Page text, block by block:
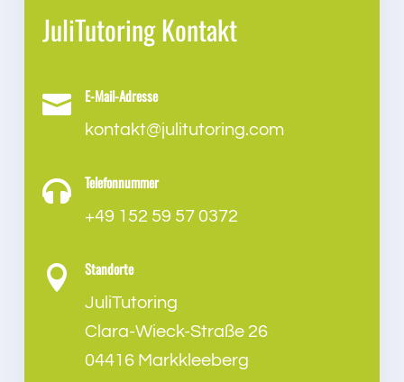
JuliTutoring Kontakt
 E-Mail-Adresse
kontakt@julitutoring.com
 Telefonnummer
+49 152 59 57 0372
 Standorte
JuliTutoring
Clara-Wieck-Straße 26
04416 Markkleeberg